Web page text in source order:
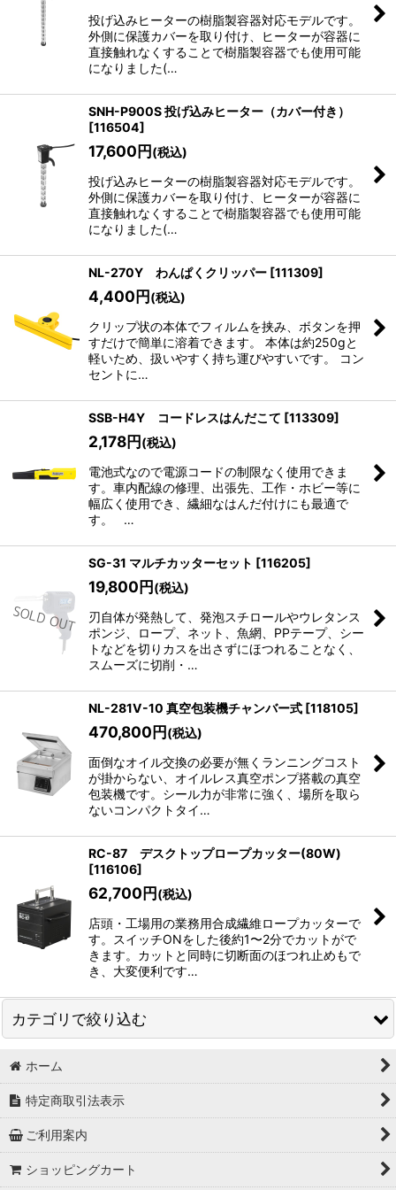
投げ込みヒーターの樹脂製容器対応モデルです。
外側に保護カバーを取り付け、ヒーターが容器に
直接触れなくすることで樹脂製容器でも使用可能
になりました(…
SNH-P900S 投げ込みヒーター（カバー付き）
[116504]
17,600円(税込)
投げ込みヒーターの樹脂製容器対応モデルです。
外側に保護カバーを取り付け、ヒーターが容器に
直接触れなくすることで樹脂製容器でも使用可能
になりました(…
NL-270Y わんぱくクリッパー [111309]
4,400円(税込)
クリップ状の本体でフィルムを挟み、ボタンを押
すだけで簡単に溶着できます。 本体は約250gと
軽いため、扱いやすく持ち運びやすいです。 コン
セントに…
SSB-H4Y コードレスはんだこて [113309]
2,178円(税込)
電池式なので電源コードの制限なく使用できま
す。車内配線の修理、出張先、工作・ホビー等に
幅広く使用でき、繊細なはんだ付けにも最適で
す。 …
SG-31 マルチカッターセット [116205]
19,800円(税込)
刃自体が発熱して、発泡スチロールやウレタンス
ポンジ、ロープ、ネット、魚網、PPテープ、シー
トなどを切りカスを出さずにほつれることなく、
スムーズに切削・…
NL-281V-10 真空包装機チャンバー式 [118105]
470,800円(税込)
面倒なオイル交換の必要が無くランニングコスト
が掛からない、オイルレス真空ポンプ搭載の真空
包装機です。シール力が非常に強く、場所を取ら
ないコンパクトタイ…
RC-87 デスクトップロープカッター(80W)
[116106]
62,700円(税込)
店頭・工場用の業務用合成繊維ロープカッターで
す。スイッチONをした後約1〜2分でカットがで
きます。カットと同時に切断面のほつれ止めもで
き、大変便利です…
カテゴリで絞り込む
ツール・工具製品
リビング・キッチン製品
アウトレット
ホーム
特定商取引法表示
ご利用案内
ショッピングカート